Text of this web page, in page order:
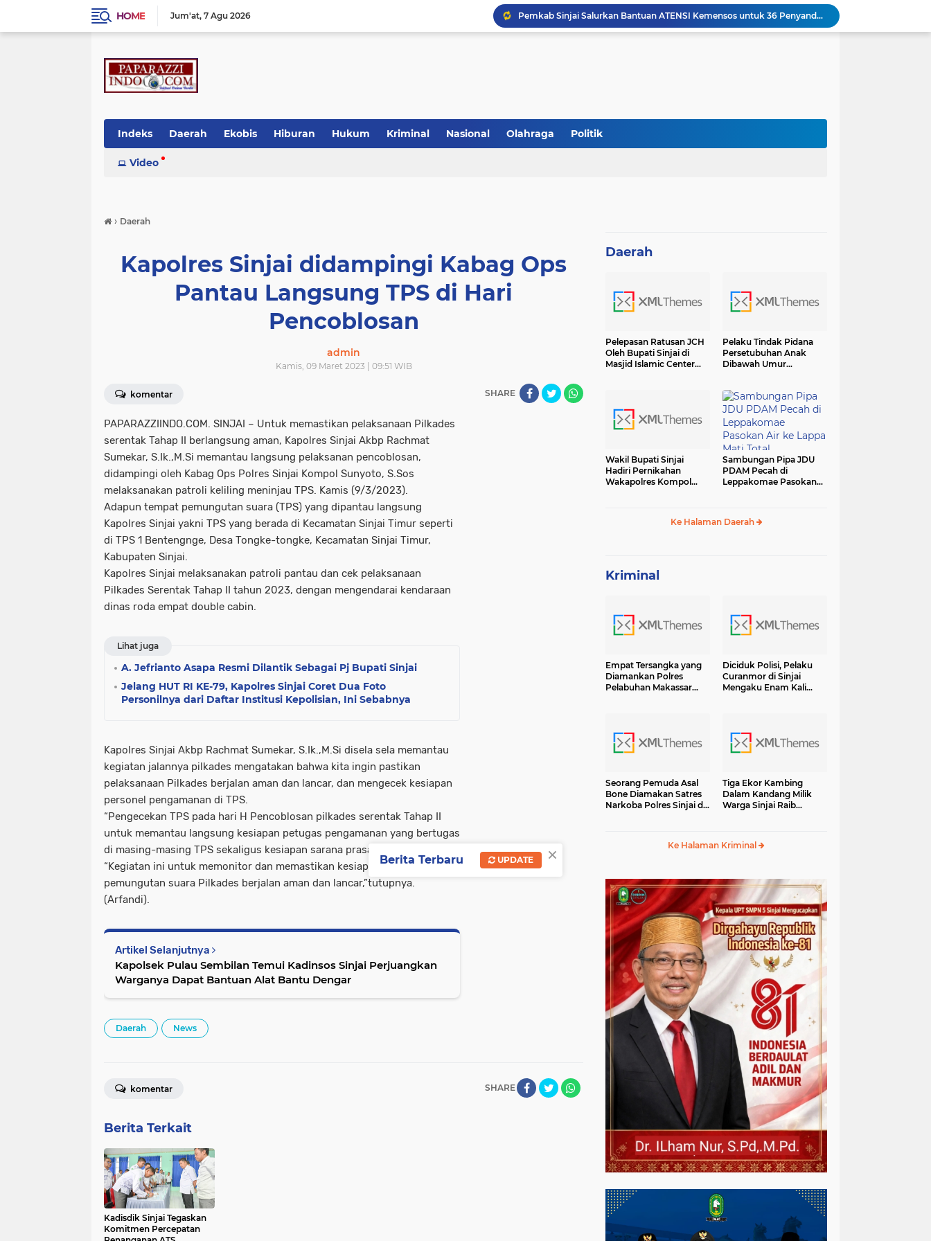
HOME Jum'at 7 Agu 2026
Sambut HUT Ke-81 RI, ASN dan Kadis DLHK Sinjai Turun Kerja Bakti di Alun-Alun
Sambut HUT ke-81 RI, PTMSI dan Dinkes Sinjai Gelar Turnamen Tenis Meja Berhadiah Bibit Atlet
Keren! Tim SAR Dit Samapta Polda Sulsel Raih Penghargaan Basarnas Usai Misi ATR 42-500 di Bulu Saraung
Indeks Daerah Ekobis Hiburan Hukum Kriminal Nasional Olahraga Politik
Video
› Daerah
Kapolres Sinjai didampingi Kabag Ops
Pantau Langsung TPS di Hari
Pencoblosan
admin
Kamis, 09 Maret 2023 | 09:51 WIB
komentar SHARE
PAPARAZZIINDO.COM. SINJAI – Untuk memastikan pelaksanaan Pilkades
serentak Tahap II berlangsung aman, Kapolres Sinjai Akbp Rachmat
Sumekar, S.Ik.,M.Si memantau langsung pelaksanan pencoblosan,
didampingi oleh Kabag Ops Polres Sinjai Kompol Sunyoto, S.Sos
melaksanakan patroli keliling meninjau TPS. Kamis (9/3/2023).
Adapun tempat pemungutan suara (TPS) yang dipantau langsung
Kapolres Sinjai yakni TPS yang berada di Kecamatan Sinjai Timur seperti
di TPS 1 Bentengnge, Desa Tongke-tongke, Kecamatan Sinjai Timur,
Kabupaten Sinjai.
Kapolres Sinjai melaksanakan patroli pantau dan cek pelaksanaan
Pilkades Serentak Tahap II tahun 2023, dengan mengendarai kendaraan
dinas roda empat double cabin.
Lihat juga
A. Jefrianto Asapa Resmi Dilantik Sebagai Pj Bupati Sinjai
Jelang HUT RI KE-79, Kapolres Sinjai Coret Dua Foto
Personilnya dari Daftar Institusi Kepolisian, Ini Sebabnya
Kapolres Sinjai Akbp Rachmat Sumekar, S.Ik.,M.Si disela sela memantau
kegiatan jalannya pilkades mengatakan bahwa kita ingin pastikan
pelaksanaan Pilkades berjalan aman dan lancar, dan mengecek kesiapan
personel pengamanan di TPS.
“Pengecekan TPS pada hari H Pencoblosan pilkades serentak Tahap II
untuk memantau langsung kesiapan petugas pengamanan yang bertugas
di masing-masing TPS sekaligus kesiapan sarana prasarana,”ujarnya.
“Kegiatan ini untuk memonitor dan memastikan kesiapan tahap
pemungutan suara Pilkades berjalan aman dan lancar,”tutupnya.
(Arfandi).
Artikel Selanjutnya
Kapolsek Pulau Sembilan Temui Kadinsos Sinjai Perjuangkan
Warganya Dapat Bantuan Alat Bantu Dengar
Daerah News
SHARE
komentar
Berita Terkait
Kadisdik Sinjai Tegaskan
Komitmen Percepatan
Daerah
Pelepasan Ratusan JCH
Oleh Bupati Sinjai di
Masjid Islamic Center
Pelaku Tindak Pidana
Persetubuhan Anak
Dibawah Umur
Wakil Bupati Sinjai
Hadiri Pernikahan
Wakapolres Kompol
Sambungan Pipa JDU
PDAM Pecah di
Leppakomae Pasokan
Ke Halaman Daerah
Kriminal
Empat Tersangka yang
Diamankan Polres
Pelabuhan Makassar
Diciduk Polisi, Pelaku
Curanmor di Sinjai
Mengaku Enam Kali
Seorang Pemuda Asal
Bone Diamakan Satres
Narkoba Polres Sinjai di
Tiga Ekor Kambing
Dalam Kandang Milik
Warga Sinjai Raib
Ke Halaman Kriminal
×
Berita Terbaru UPDATE